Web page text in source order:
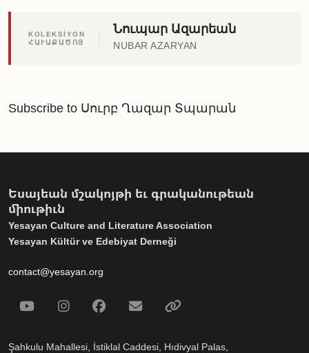
KOLEKSİYON
ՀԱՒԱՔԱԾՈՅ
Նուպար Ազարեան
NUBAR AZARYAN
Subscribe to Սուրբ Ղազար Տպարան
Եսայեան մշակոյթի եւ գրականութեան
միութիւն
Yesayan Culture and Literature Association
Yesayan Kültür ve Edebiyat Derneği
contact@yesayan.org
Social Media
YoutubeInstagramFacebook
Email
Şahkulu Mahallesi, İstiklal Caddesi, Hıdivyal Palas,